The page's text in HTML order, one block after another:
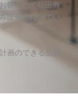
答えして福田商
販売も行ってい
画のできる品質